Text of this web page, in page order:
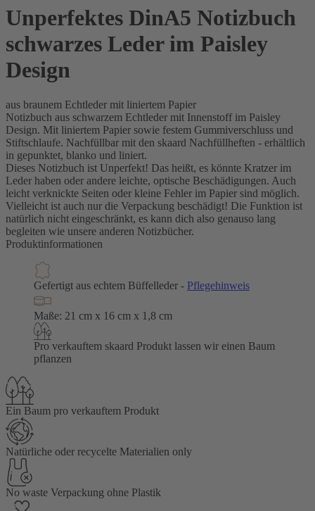
Unperfektes DinA5 Notizbuch
schwarzes Leder im Paisley
Design
aus braunem Echtleder mit liniertem Papier
Notizbuch aus schwarzem Echtleder mit Innenstoff im Paisley
Design. Mit liniertem Papier sowie festem Gummiverschluss und
Stiftschlaufe. Nachfüllbar mit den skaard Nachfüllheften - erhältlich
in gepunktet, blanko und liniert.
Dieses Notizbuch ist Unperfekt! Das heißt, es könnte Kratzer im
Leder haben oder andere leichte, optische Beschädigungen. Auch
leicht verknickte Seiten oder kleine Fehler im Papier sind möglich.
Vielleicht ist auch nur die Verpackung beschädigt! Die Funktion ist
natürlich nicht eingeschränkt, es kann dich also genauso lang
begleiten wie unsere anderen Notizbücher.
Produktinformationen
Gefertigt aus echtem Büffelleder - Pflegehinweis
Maße: 21 cm x 16 cm x 1,8 cm
Pro verkauftem skaard Produkt lassen wir einen Baum
pflanzen
Ein Baum pro verkauftem Produkt
Natürliche oder recycelte Materialien only
No waste Verpackung ohne Plastik